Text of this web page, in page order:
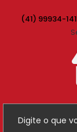
(41) 99934-